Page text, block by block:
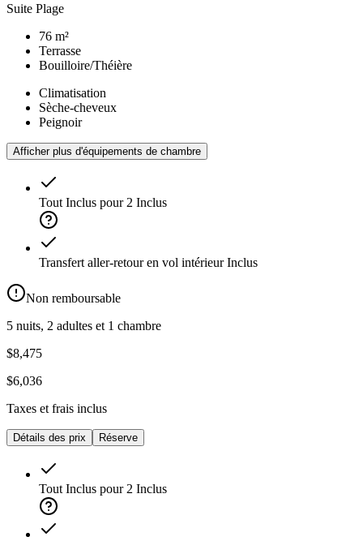
Suite Plage
76 m²
Terrasse
Bouilloire/Théière
Climatisation
Sèche-cheveux
Peignoir
Afficher plus d'équipements de chambre
Tout Inclus pour 2 Inclus
Transfert aller-retour en vol intérieur Inclus
Non remboursable
5 nuits, 2 adultes et 1 chambre
$8,475
$6,036
Taxes et frais inclus
Détails des prix Réserve
Tout Inclus pour 2 Inclus